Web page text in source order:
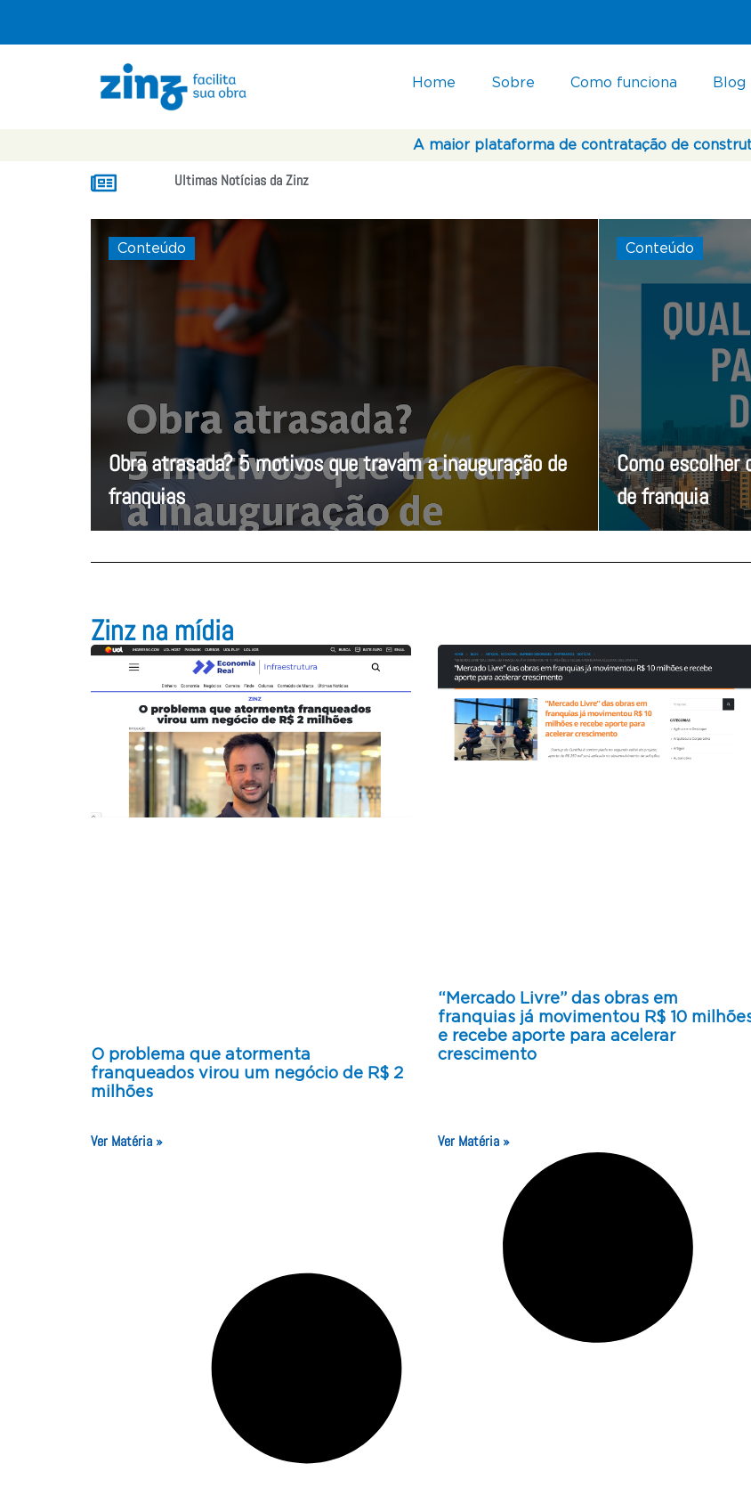
Home Sobre Como funciona Blog
A maior plataforma de contratação de
Ultimas Notícias da Zinz
Conteúdo
Obra atrasada? 5 motivos que travam a inauguração de
franquias
Conteúdo
Como escolher
de franquia
Zinz na mídia
O problema que atormenta
franqueados virou um negócio de R$ 2
milhões
Ver Matéria »
“Mercado Livre” das obras em
franquias já movimentou R$ 10
e recebe aporte para acelerar
crescimento
Ver Matéria »